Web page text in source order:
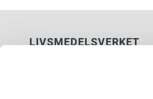
LIVSMEDELSVERKET